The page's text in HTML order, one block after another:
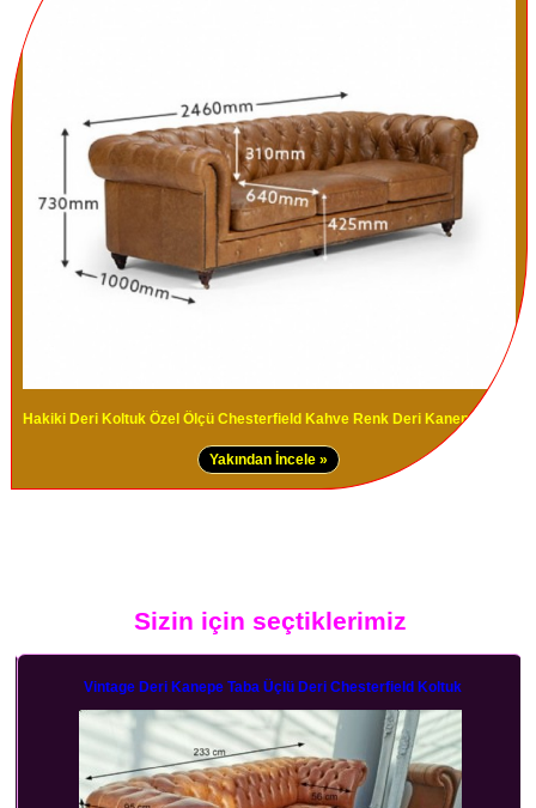
Hakiki Deri Koltuk Özel Ölçü Chesterfield Kahve Renk Deri Kanepe Model
Yakından İncele »
Sizin için seçtiklerimiz
Vintage Deri Kanepe Taba Üçlü Deri Chesterfield Koltuk